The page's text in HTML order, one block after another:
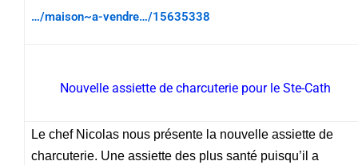
…/maison~a-vendre…/15635338
Nouvelle assiette de charcuterie pour le Ste-Cath
Le chef Nicolas nous présente la nouvelle assiette de
charcuterie. Une assiette des plus santé puisqu’il a